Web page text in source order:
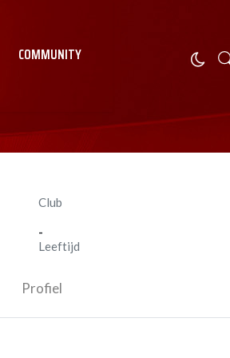
COMMUNITY
Club
-
Leeftijd
Profiel